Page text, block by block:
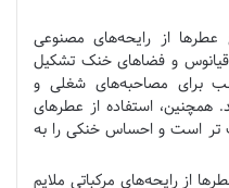
از رایحه‌های مصنوعی
و فضاهای خنک تشکیل
برای مصاحبه‌های شغلی و
همچنین، استفاده از عطرهای
است و احساس خنکی را به
از رایحه‌های مرکباتی ملایم